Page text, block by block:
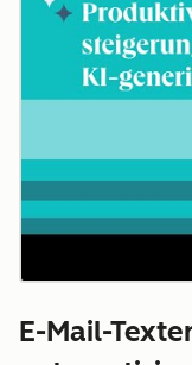
E-Mail-